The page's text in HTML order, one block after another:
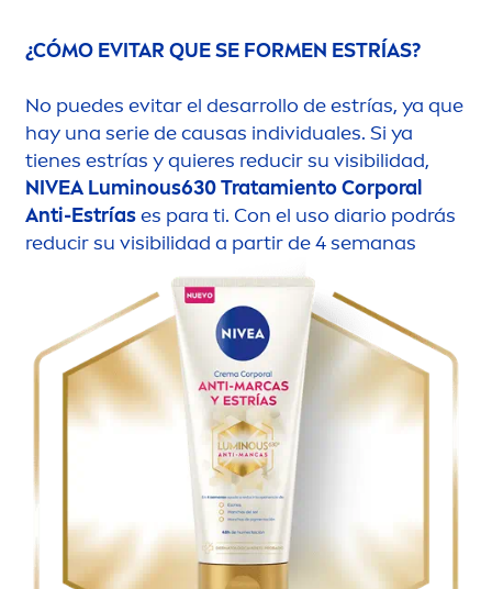
¿CÓMO EVITAR QUE SE FORMEN ESTRÍAS?
No puedes evitar el desarrollo de estrías, ya que
hay una serie de causas individuales. Si ya
tienes estrías y quieres reducir su visibilidad,
NIVEA Luminous630 Tratamiento Corporal
Anti-Estríases para ti. Con el uso diario podrás
reducir su visibilidad a partir de 4 semanas